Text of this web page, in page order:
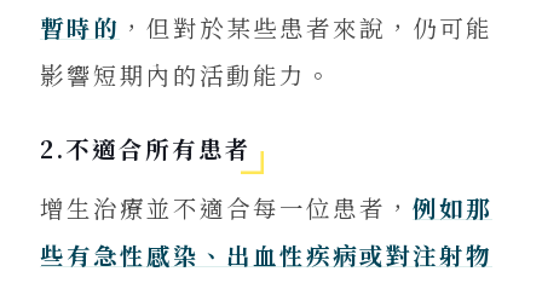
暫時的 ，但對於某些患者來說，仍可能
影響短期內的活動能力。
2.不適合所有患者
增生治療並不適合每一位患者， 例如那
些有急性感染、出血性疾病或對注射物